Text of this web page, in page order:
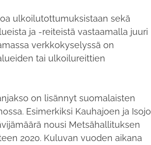
ulkoilutottumuksistaan sekä
ja -reiteistä vastaamalla juuri
verkkokyselyssä on
tai ulkoilureittien
on lisännyt suomalaisten
Esimerkiksi Kauhajoen ja
nousi Metsähallituksen
2020. Kuluvan vuoden aikana